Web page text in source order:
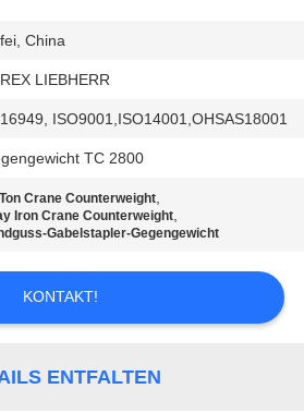
China
LIEBHERR
ISO9001,ISO14001,OHSAS18001
TC 2800
Crane Counterweight,
Iron Crane Counterweight,
Gabelstapler-Gegengewicht
KONTAKT!
ENTFALTEN